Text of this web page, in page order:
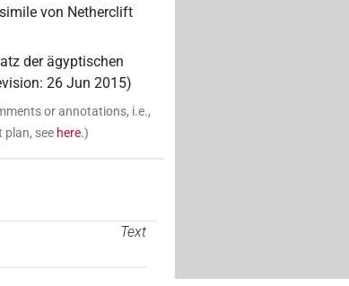
von Netherclift
der ägyptischen
:26 Jun 2015)
or annotations, i.e.,
see here.)
Text